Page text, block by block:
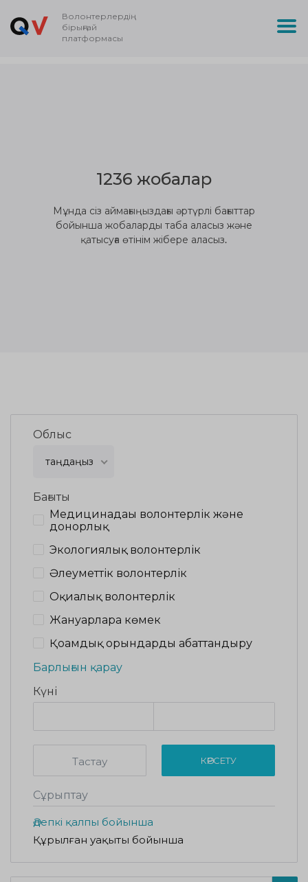
Волонтерлердің
бірыңғай
платформасы
1236 жобалар
Мұнда сіз аймағыңыздағы әртүрлі бағыттар
бойынша жобаларды таба аласыз және
қатысуға өтінім жібере аласыз.
Облыс
таңдаңыз
Бағыты
Медицинадағы волонтерлік және
донорлық
Экологиялық волонтерлік
Әлеуметтік волонтерлік
Оқиғалық волонтерлік
Жануарларға көмек
Қоғамдық орындарды абаттандыру
Барлығын қарау
Күні
Тастау КӨРСЕТУ
Сұрыптау
Әдепкі қалпы бойынша
Құрылған уақыты бойынша